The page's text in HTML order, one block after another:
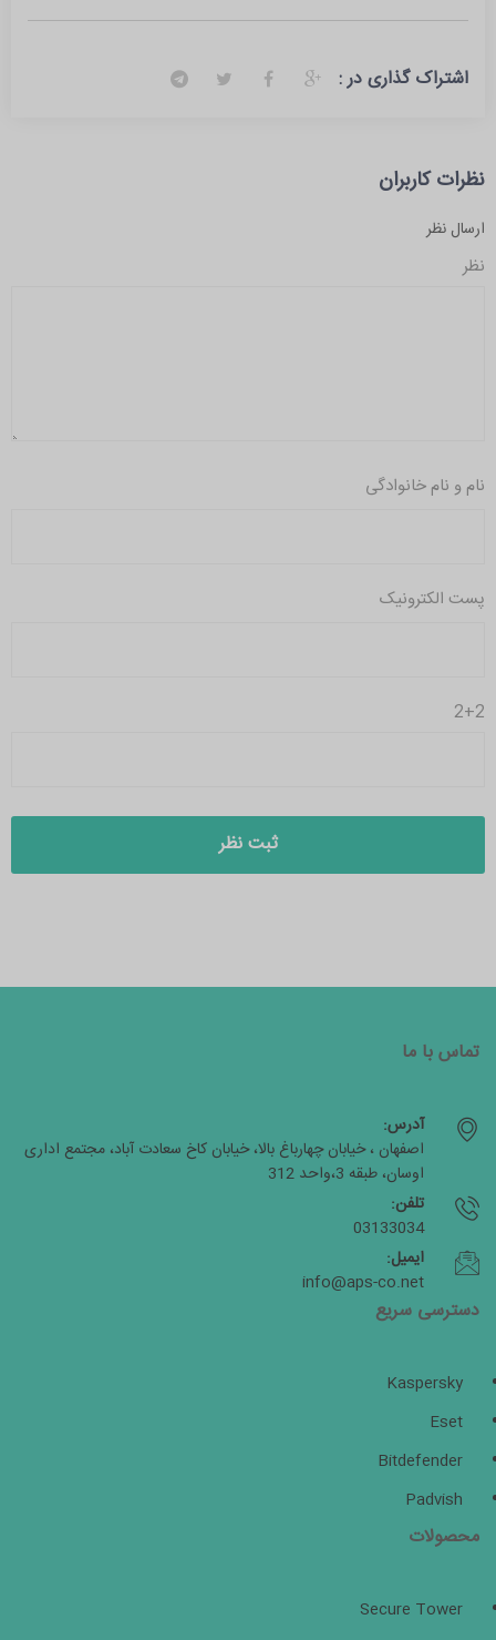
اشتراک گذاری در :
نظرات کاربران
ارسال نظر
نظر
نام و نام خانوادگی
پست الکترونیک
2+2
تماس با ما
آدرس:
اصفهان ، خیابان چهارباغ بالا، خیابان کاخ سعادت آباد، مجتمع اداری
اوسان، طبقه 3،واحد 312
تلفن:
03133034
ایمیل:
info@aps-co.net
دسترسی سریع
Kaspersky
Eset
Bitdefender
Padvish
محصولات
Secure Tower